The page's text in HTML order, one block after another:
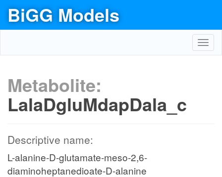
BiGG Models
Metabolite:
LalaDgluMdapDala_c
Descriptive name:
L-alanine-D-glutamate-meso-2,6-
diaminoheptanedioate-D-alanine